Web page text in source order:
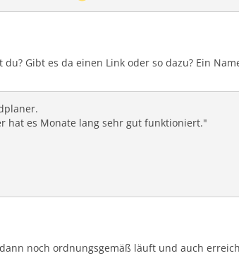
Gibt es da einen Link oder so dazu? Ein
hat es Monate lang sehr gut funktioniert."
noch ordnungsgemäß läuft und auch